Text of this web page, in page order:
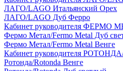
ЛАГО/LAGO Итальянский Орех
ЛАГО/LAGO Дуб Ферро
Кабинет руководителя ФЕРМО
Фермо Метал/Fermo Metal Дуб
Фермо Метал/Fermo Metal Венге
Кабинет руководителя
Ротонда/Rotonda Венге